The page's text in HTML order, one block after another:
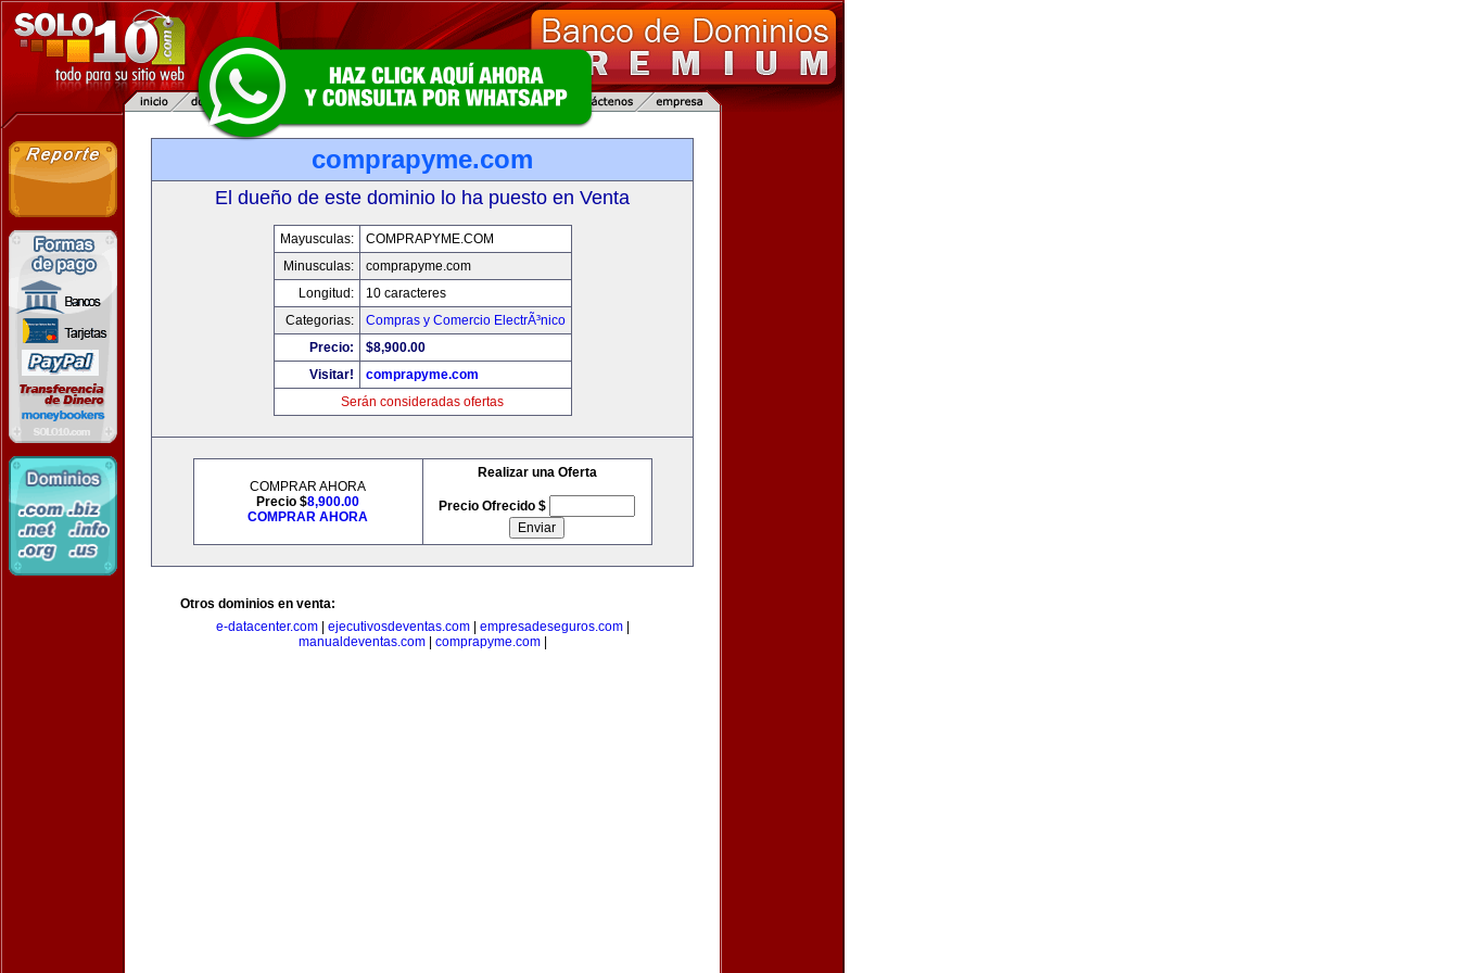
comprapyme.com
El dueño de este dominio lo ha puesto en Venta
Mayusculas:
COMPRAPYME.COM
Minusculas:
comprapyme.com
Longitud:
10 caracteres
Categorias:
Compras y Comercio ElectrÃ³nico
Precio:
$8,900.00
Visitar!
comprapyme.com
Serán consideradas ofertas
COMPRAR AHORA
Precio $8,900.00
COMPRAR AHORA
Realizar una Oferta
Precio Ofrecido $
Otros dominios en venta:
e-datacenter.com| ejecutivosdeventas.com| empresadeseguros.com|
manualdeventas.com| comprapyme.com|